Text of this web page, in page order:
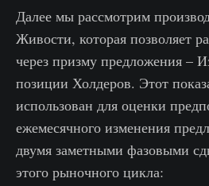
Далее мы рассмотрим
Живости, которая позволяет
через призму предложения –
позиции Холдеров. Этот
использован для оценки
ежемесячного изменения
двумя заметными фазовыми
этого рыночного цикла: